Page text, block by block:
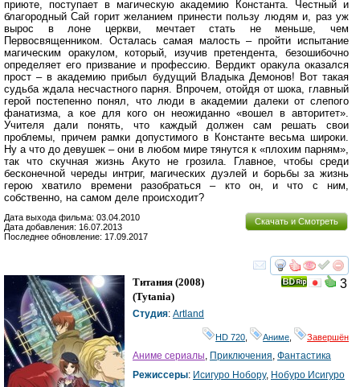
приюте, поступает в магическую академию Константа. Честный и
благородный Сай горит желанием принести пользу людям и, раз уж
вырос в лоне церкви, мечтает стать не меньше, чем
Первосвященником. Осталась самая малость – пройти испытание
магическим оракулом, который, изучив претендента, безошибочно
определяет его призвание и профессию. Вердикт оракула оказался
прост – в академию прибыл будущий Владыка Демонов! Вот такая
судьба ждала несчастного парня. Впрочем, отойдя от шока, главный
герой постепенно понял, что люди в академии далеки от слепого
фанатизма, а кое для кого он неожиданно «вошел в авторитет».
Учителя дали понять, что каждый должен сам решать свои
проблемы, причем рамки допустимого в Константе весьма широки.
Ну а что до девушек – они в любом мире тянутся к «плохим парням»,
так что скучная жизнь Акуто не грозила. Главное, чтобы среди
бесконечной череды интриг, магических дуэлей и борьбы за жизнь
герою хватило времени разобраться – кто он, и что с ним,
собственно, на самом деле происходит?
Скачать и Смотреть
Дата выхода фильма: 03.04.2010
Дата добавления: 16.07.2013
Последнее обновление: 17.09.2017
смотреть
3
Титания (2008)
(Tytania)
Студия: Artland
HD 720 Аниме Завершён
Аниме сериалы, Приключения, Фантастика
Режиссеры: Исигуро Нобору, Нобуро Исигуро